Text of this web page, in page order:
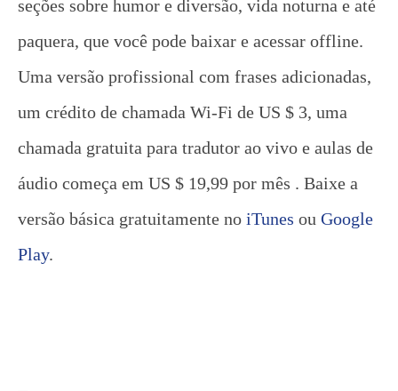
seções sobre humor e diversão, vida noturna e até
paquera, que você pode baixar e acessar offline.
Uma versão profissional com frases adicionadas,
um crédito de chamada Wi-Fi de US $ 3, uma
chamada gratuita para tradutor ao vivo e aulas de
áudio começa em US $ 19,99 por mês . Baixe a
versão básica gratuitamente no iTunes ou Google
Play.